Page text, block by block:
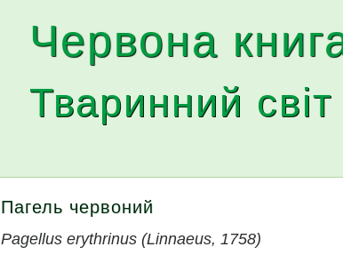
Червона
Тваринний світ
Пагель червоний
Pagellus erythrinus (Linnaeus, 1758)